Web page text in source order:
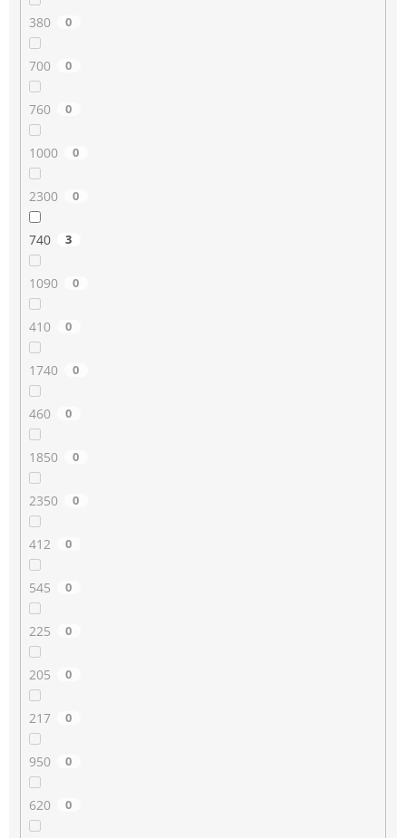
380 0
700 0
760 0
1000 0
2300 0
740 3
1090 0
410 0
1740 0
460 0
1850 0
2350 0
412 0
545 0
225 0
205 0
217 0
950 0
620 0